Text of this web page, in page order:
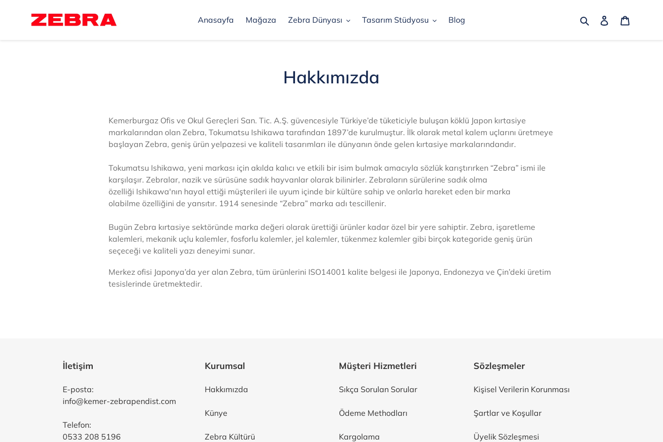
Anasayfa Mağaza Zebra Dünyası Tasarım Stüdyosu Blog Ara Oturum aç
Hakkımızda
Kemerburgaz Ofis ve Okul Gereçleri San. Tic. A.Ş. güvencesiyle Türkiye’de tüketiciyle buluşan köklü Japon kırtasiye
markalarından olan Zebra,Tokumatsu Ishikawa tarafından 1897’de kurulmuştur. İlk olarak metal kalem uçlarını üretmeye
başlayan Zebra, geniş ürün yelpazesi ve kaliteli tasarımları ile dünyanın önde gelen kırtasiye markalarındandır.
Tokumatsu Ishikawa, yeni markası için akılda kalıcı ve etkili bir isim bulmak amacıyla sözlük karıştırırken “Zebra” ismi ile
karşılaşır. Zebralar, nazik ve sürüsüne sadık hayvanlar olarak bilinirler. Zebraların sürülerine sadık olma
özelliği Ishikawa'nın hayal ettiği müşterileri ile uyum içinde bir kültüre sahip ve onlarla hareket eden bir marka
olabilme özelliğini de yansıtır. 1914 senesinde “Zebra” marka adı tescillenir.
Bugün Zebra kırtasiye sektöründe marka değeri olarak ürettiği ürünler kadar özel bir yere sahiptir. Zebra, işaretleme
kalemleri, mekanik uçlu kalemler, fosforlu kalemler, jel kalemler, tükenmez kalemler gibi birçok kategoride geniş ürün
seçeceği ve kaliteli yazı deneyimi sunar.
Merkez ofisi Japonya’da yer alan Zebra, tüm ürünlerini ISO14001 kalite belgesi ile Japonya, Endonezya ve Çin’deki üretim
tesislerinde üretmektedir.
İletişim
E-posta:
info@kemer-zebrapendist.com
Telefon:
0533 208 5196
Kurumsal
Hakkımızda
Künye
Zebra Kültürü
Müşteri Hizmetleri
Sıkça Sorulan Sorular
Ödeme Methodları
Kargolama
Sözleşmeler
Kişisel Verilerin Korunması
Şartlar ve Koşullar
Üyelik Sözleşmesi